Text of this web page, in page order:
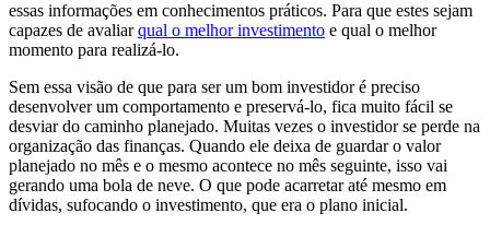
essas informações em conhecimentos práticos. Para que estes sejam
capazes de avaliarqual o melhor investimento e qual o melhor
momento para realizá-lo.
Sem essa visão de que para ser um bom investidor é preciso
desenvolver um comportamento e preservá-lo, fica muito fácil se
desviar do caminho planejado. Muitas vezes o investidor se perde na
organização das finanças. Quando ele deixa de guardar o valor
planejado no mês e o mesmo acontece no mês seguinte, isso vai
gerando uma bola de neve. O que pode acarretar até mesmo em
dívidas, sufocando o investimento, que era o plano inicial.